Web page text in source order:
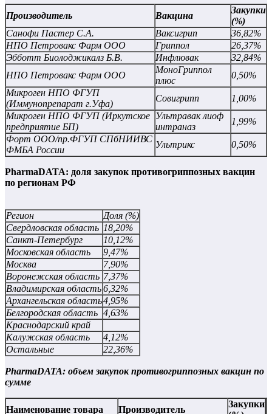
Производитель Вакцина
Закупки
(%)
Санофи Пастер С.А.
Ваксигрип
36,82%
НПО Петровакс Фарм ООО
Гриппол
26,37%
Эбботт Биолоджикалз Б.В.
Инфлювак
32,84%
НПО Петровакс Фарм ООО
МоноГриппол
плюс
0,50%
Микроген НПО ФГУП
(Иммунопрепарат г.Уфа)
Совигрипп
1,00%
Микроген НПО ФГУП (Иркутское
предприятие БП)
Ультравак лиоф
интраназ
1,99%
Форт ООО/пр.ФГУП СПбНИИВС
ФМБА России
Ультрикс 0,50%
PharmaDATA: доля закупок противогриппозных вакцин
по регионам РФ
Регион
Доля (%)
Свердловская область 18,20%
Санкт-Петербург
10,12%
Московская область
9,47%
Москва
7,90%
Воронежская область 7,37%
Владимирская область6,32%
Архангельская область4,95%
Белгородская область 4,63%
Краснодарский край
Калужская область
4,12%
Остальные
22,36%
PharmaDATA: объем закупок противогриппозных вакцин по
сумме
Наименование товара Производитель
Закупки